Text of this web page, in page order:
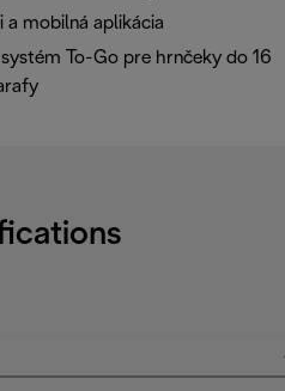
a mobilná aplikácia
To-Go pre hrnčeky do 16